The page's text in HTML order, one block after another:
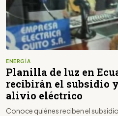
ENERGÍA
Planilla de luz en
recibirán el subsidio
alivio eléctrico
Conoce quiénes reciben el